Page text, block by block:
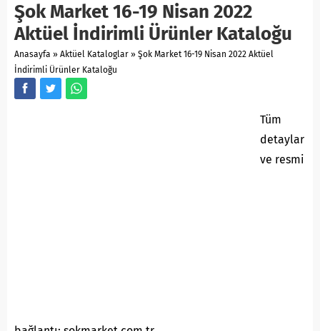
Şok Market 16-19 Nisan 2022
Aktüel İndirimli Ürünler Kataloğu
Anasayfa » Aktüel Kataloglar » Şok Market 16-19 Nisan 2022 Aktüel
İndirimli Ürünler Kataloğu
Tüm
detaylar
ve resmi